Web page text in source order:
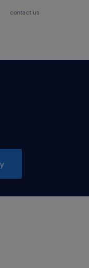
contact us